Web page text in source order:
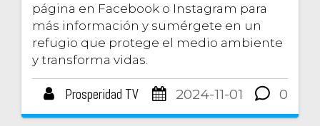
página en Facebook o Instagram para
más información y sumérgete en un
refugio que protege el medio ambiente
y transforma vidas.
Prosperidad TV 2024-11-01 0